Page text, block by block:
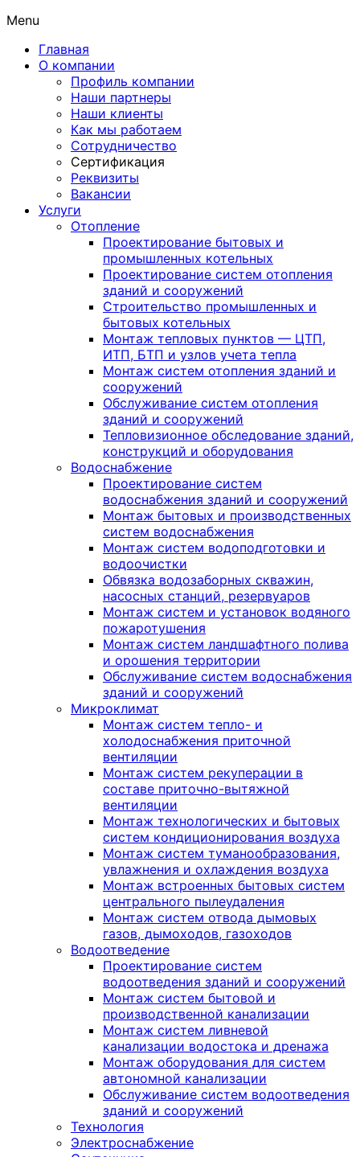
Menu
Главная
О компании
Профиль компании
Наши партнеры
Наши клиенты
Как мы работаем
Сотрудничество
Сертификация
Реквизиты
Вакансии
Услуги
Отопление
Проектирование бытовых и
промышленных котельных
Проектирование систем отопления
зданий и сооружений
Строительство промышленных и
бытовых котельных
Монтаж тепловых пунктов — ЦТП,
ИТП, БТП и узлов учета тепла
Монтаж систем отопления зданий и
сооружений
Обслуживание систем отопления
зданий и сооружений
Тепловизионное обследование зданий,
конструкций и оборудования
Водоснабжение
Проектирование систем
водоснабжения зданий и сооружений
Монтаж бытовых и производственных
систем водоснабжения
Монтаж систем водоподготовки и
водоочистки
Обвязка водозаборных скважин,
насосных станций, резервуаров
Монтаж систем и установок водяного
пожаротушения
Монтаж систем ландшафтного полива
и орошения территории
Обслуживание систем водоснабжения
зданий и сооружений
Микроклимат
Монтаж систем тепло- и
холодоснабжения приточной
вентиляции
Монтаж систем рекуперации в
составе приточно-вытяжной
вентиляции
Монтаж технологических и бытовых
систем кондиционирования воздуха
Монтаж систем туманообразования,
увлажнения и охлаждения воздуха
Монтаж встроенных бытовых систем
центрального пылеудаления
Монтаж систем отвода дымовых
газов, дымоходов, газоходов
Водоотведение
Проектирование систем
водоотведения зданий и сооружений
Монтаж систем бытовой и
производственной канализации
Монтаж систем ливневой
канализации водостока и дренажа
Монтаж оборудования для систем
автономной канализации
Обслуживание систем водоотведения
зданий и сооружений
Технология
Электроснабжение